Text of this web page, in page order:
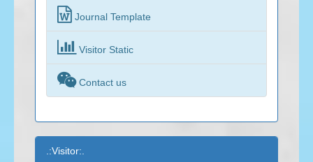
 Journal Template
 Visitor Static
Contact us
.:Visitor:.